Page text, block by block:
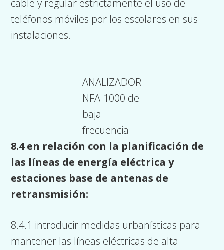
cable y regular estrictamente el uso de
teléfonos móviles por los escolares en sus
instalaciones.
ANALIZADOR
NFA-1000 de
baja
frecuencia
8.4 en relación con la planificación de
las líneas de energía eléctrica y
estaciones base de antenas de
retransmisión:
8.4.1 introducir medidas urbanísticas para
mantener las líneas eléctricas de alta